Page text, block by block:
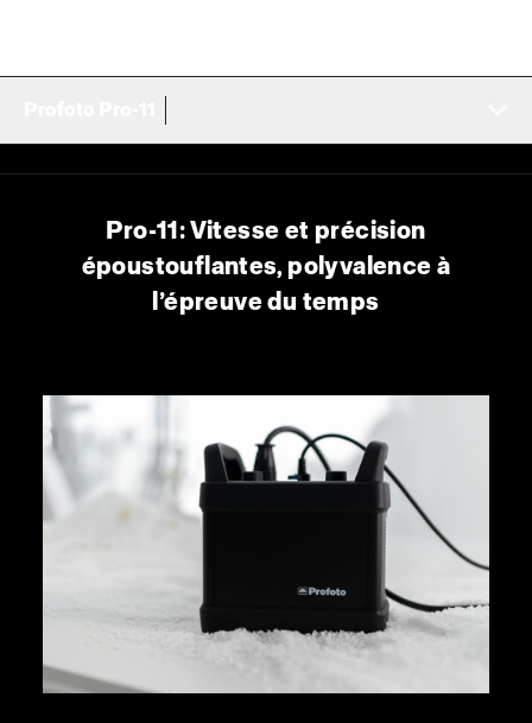
Pro-11: Vitesse et précision
époustouflantes, polyvalence à
l’épreuve du temps